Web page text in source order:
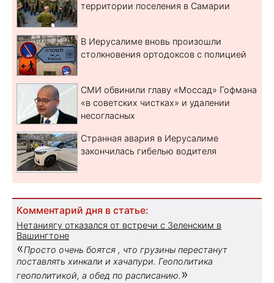
территории поселения в Самарии
В Иерусалиме вновь произошли
столкновения ортодоксов с полицией
СМИ обвинили главу «Моссад» Гофмана
«в советских чистках» и удалении
несогласных
Странная авария в Иерусалиме
закончилась гибелью водителя
Комментарий дня в статье:
Нетаниягу отказался от встречи с Зеленским в
Вашингтоне
«Просто очень боятся , что грузины перестанут
поставлять хинкали и хачапури. Геополитика
геополитикой, а обед по расписанию. »